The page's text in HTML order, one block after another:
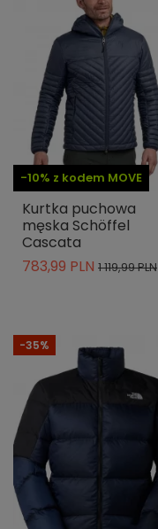
-10% z kodem MOVE
Kurtka puchowa
męska Schöffel
Cascata
783,99 PLN 1 119,99 PLN
-35%